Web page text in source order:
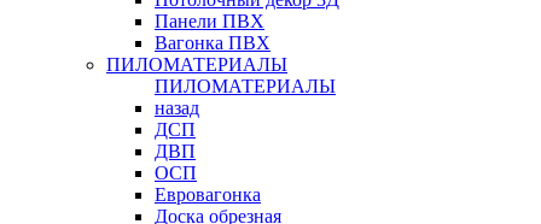
Панели ПВХ
Вагонка ПВХ
ПИЛОМАТЕРИАЛЫ
ПИЛОМАТЕРИАЛЫ
назад
ДСП
ДВП
ОСП
Евровагонка
Доска обрезная